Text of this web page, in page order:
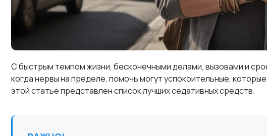
С быстрым темпом жизни, бесконечными делами, вызовами и
когда нервы на пределе, помочь могут успокоительные,
этой статье представлен список лучших седативных средств.